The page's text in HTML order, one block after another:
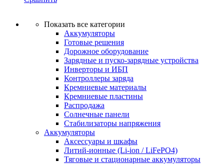
Показать все категории
Аккумуляторы
Готовые решения
Дорожное оборудование
Зарядные и пуско-зарядные устройства
Инверторы и ИБП
Контроллеры заряда
Кремниевые материалы
Кремниевые пластины
Распродажа
Солнечные панели
Стабилизаторы напряжения
Аккумуляторы
Аксессуары и шкафы
Литий-ионные (Li-ion / LiFePO4)
Тяговые и стационарные аккумуляторы